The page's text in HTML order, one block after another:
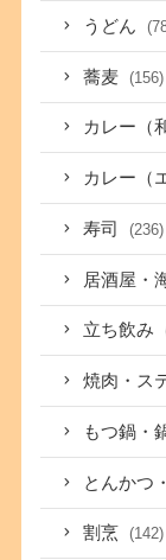
うどん
蕎麦 (156)
カレー（
カレー（
寿司 (236)
居酒屋・
立ち飲み
焼肉・ス
もつ鍋・
とんかつ
割烹 (142)